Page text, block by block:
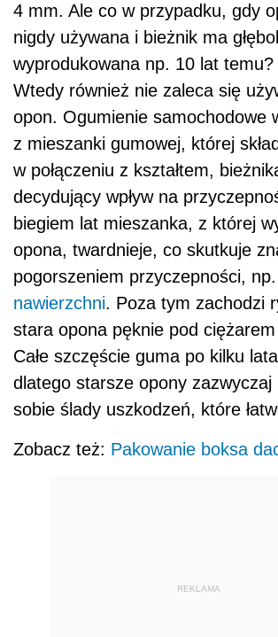
4 mm. Ale co w przypadku, gdy
nigdy używana i bieżnik ma
wyprodukowana np. 10 lat temu?
Wtedy również nie zaleca się
opon. Ogumienie samochodowe
z mieszanki gumowej, której
w połączeniu z kształtem,
decydujący wpływ na
biegiem lat mieszanka, z której
opona, twardnieje, co skutkuje
pogorszeniem przyczepności,
nawierzchni. Poza tym zachodzi
stara opona pęknie pod
Całe szczęście guma po kilku
dlatego starsze opony zazwyczaj
sobie ślady uszkodzeń, które
Zobacz też: Pakowanie boksa
REKLAMA